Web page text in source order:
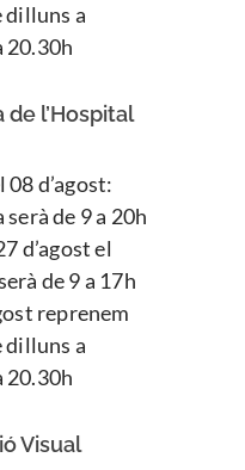
dilluns a
20.30h
l’Hospital
08 d’agost:
de 9 a 20h
d’agost el
de 9 a 17h
reprenem
dilluns a
20.30h
Visual